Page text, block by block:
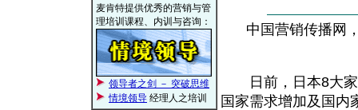
麦肯特提供优秀的营销与管
理培训课程、内训与咨询：
领导者之剑 － 突破思维
情境领导 经理人之培训
中国营销传播网
日前，日本8大家
国家需求增加及国内